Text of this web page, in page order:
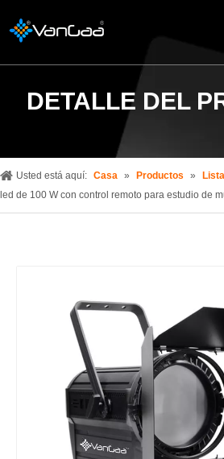
DETALLE DEL
Usted está aquí: Casa » Productos »
led de 100 W con control remoto para estudio de